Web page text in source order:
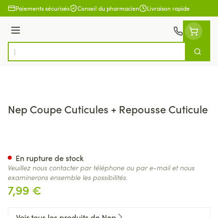
Aller au contenu
Paiements sécurisés Conseil du pharmacien Livraison rapide
Menu
Rechercher
Nep Coupe Cuticules + Repousse Cuticule
7,99 €
En rupture de stock
Veuillez nous contacter par téléphone ou par e-mail et nous
examinerons ensemble les possibilités.